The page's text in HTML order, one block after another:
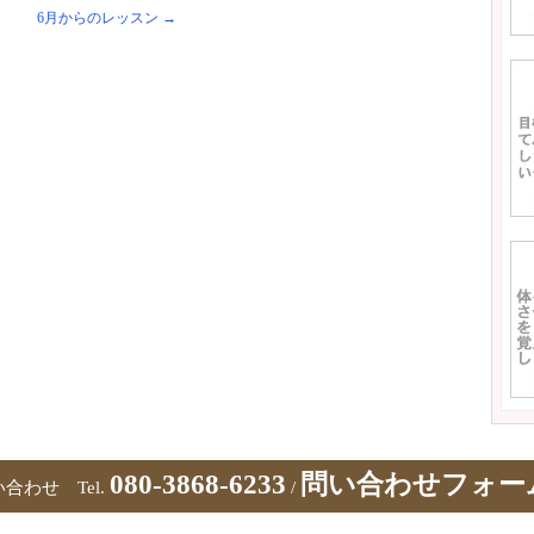
6月からのレッスン →
合わせ Tel. 080-3868-6233 / 問い合わせフォー